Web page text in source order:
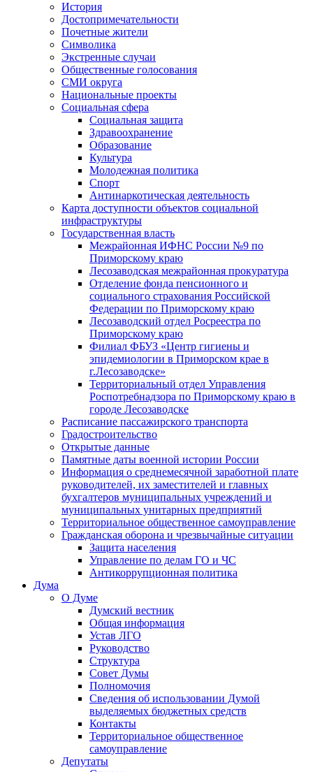
История
Достопримечательности
Почетные жители
Символика
Экстренные случаи
Общественные голосования
СМИ округа
Национальные проекты
Социальная сфера
Социальная защита
Здравоохранение
Образование
Культура
Молодежная политика
Спорт
Антинаркотическая деятельность
Карта доступности объектов социальной
инфраструктуры
Государственная власть
Межрайонная ИФНС России №9 по
Приморскому краю
Лесозаводская межрайонная прокуратура
Отделение фонда пенсионного и
социального страхования Российской
Федерации по Приморскому краю
Лесозаводский отдел Росреестра по
Приморскому краю
Филиал ФБУЗ «Центр гигиены и
эпидемиологии в Приморском крае в
г.Лесозаводске»
Территориальный отдел Управления
Роспотребнадзора по Приморскому краю в
городе Лесозаводске
Расписание пассажирского транспорта
Градостроительство
Открытые данные
Памятные даты военной истории России
Информация о среднемесячной заработной плате
руководителей, их заместителей и главных
бухгалтеров муниципальных учреждений и
муниципальных унитарных предприятий
Территориальное общественное самоуправление
Гражданская оборона и чрезвычайные ситуации
Защита населения
Управление по делам ГО и ЧС
Антикоррупционная политика
Дума
О Думе
Думский вестник
Общая информация
Устав ЛГО
Руководство
Структура
Совет Думы
Полномочия
Сведения об использовании Думой
выделяемых бюджетных средств
Контакты
Территориальное общественное
самоуправление
Депутаты